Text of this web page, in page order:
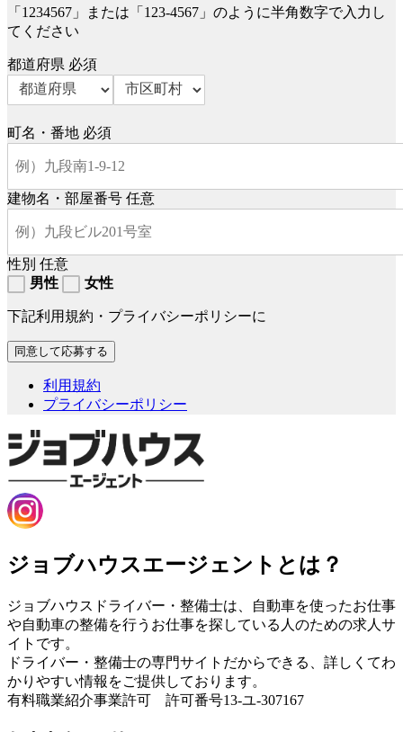
「1234567」または「123-4567」のように半角数字で入力し
てください
都道府県 必須
町名・番地 必須
建物名・部屋番号 任意
性別 任意
男性
女性
下記利用規約・プライバシーポリシーに
利用規約
プライバシーポリシー
ジョブハウスエージェントとは？
ジョブハウスドライバー・整備士は、自動車を使ったお仕事
や自動車の整備を行うお仕事を探している人のための求人サ
イトです。
ドライバー・整備士の専門サイトだからできる、詳しくてわ
かりやすい情報をご提供しております。
有料職業紹介事業許可 許可番号13-ユ-307167